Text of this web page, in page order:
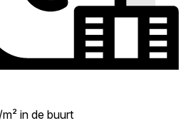
in de buurt